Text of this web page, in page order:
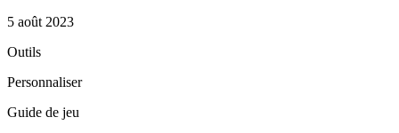
5 août 2023
Outils
Personnaliser
Guide de jeu